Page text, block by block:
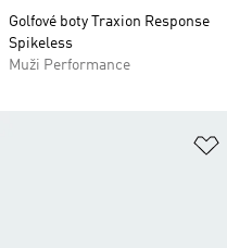
Golfové boty Traxion Response
Spikeless
Muži Performance